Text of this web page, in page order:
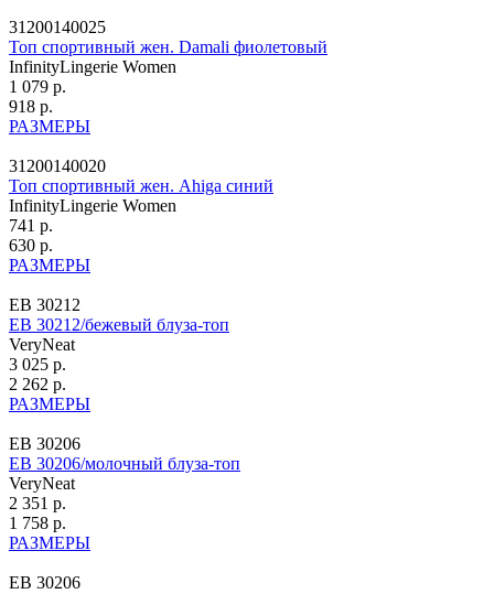
31200140025
Топ спортивный жен. Damali фиолетовый
InfinityLingerie Women
1 079 р.
918 р.
РАЗМЕРЫ
31200140020
Топ спортивный жен. Ahiga синий
InfinityLingerie Women
741 р.
630 р.
РАЗМЕРЫ
ЕВ 30212
ЕВ 30212/бежевый блуза-топ
VeryNeat
3 025 р.
2 262 р.
РАЗМЕРЫ
ЕВ 30206
ЕВ 30206/молочный блуза-топ
VeryNeat
2 351 р.
1 758 р.
РАЗМЕРЫ
ЕВ 30206